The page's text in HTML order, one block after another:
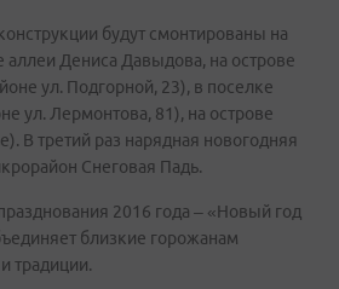
будут смонтированы на
аллеи Дениса Давыдова, на острове
ул. Подгорной, 23), в поселке
ул. Лермонтова, 81), на острове
В третий раз нарядная новогодняя
Снеговая Падь.
2016 года – «Новый год
близкие горожанам
традиции.